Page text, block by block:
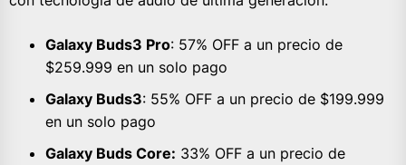
Galaxy Buds3 Pro: 57% OFF a un precio de
$259.999 en un solo pago
Galaxy Buds3: 55% OFF a un precio de $199.999
en un solo pago
Galaxy Buds Core: 33% OFF a un precio de